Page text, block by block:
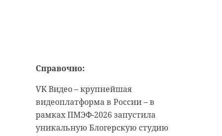
Справочно:
VK Видео – крупнейшая
видеоплатформа в России – в
рамках ПМЭФ-2026 запустила
уникальную Блогерскую студию
отправиться к родственникам.
инициативы и
поручения, оценки
поведения
западников, которые,
следует признать,